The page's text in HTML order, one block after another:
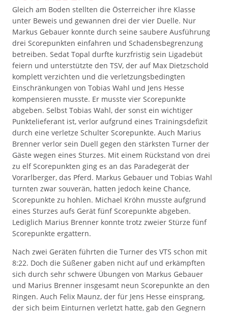
Gleich am Boden stellten die Österreicher ihre Klasse
unter Beweis und gewannen drei der vier Duelle. Nur
Markus Gebauer konnte durch seine saubere Ausführung
drei Scorepunkten einfahren und Schadensbegrenzung
betreiben. Sedat Topal durfte kurzfristig sein Ligadebüt
feiern und unterstützte den TSV, der auf Max Dietzschold
komplett verzichten und die verletzungsbedingten
Einschränkungen von Tobias Wahl und Jens Hesse
kompensieren musste. Er musste vier Scorepunkte
abgeben. Selbst Tobias Wahl, der sonst ein wichtiger
Punktelieferant ist, verlor aufgrund eines Trainingsdefizit
durch eine verletze Schulter Scorepunkte. Auch Marius
Brenner verlor sein Duell gegen den stärksten Turner der
Gäste wegen eines Sturzes. Mit einem Rückstand von drei
zu elf Scorepunkten ging es an das Paradegerät der
Vorarlberger, das Pferd. Markus Gebauer und Tobias Wahl
turnten zwar souverän, hatten jedoch keine Chance,
Scorepunkte zu hohlen. Michael Kröhn musste aufgrund
eines Sturzes aufs Gerät fünf Scorepunkte abgeben.
Lediglich Marius Brenner konnte trotz zweier Stürze fünf
Scorepunkte ergattern.
Nach zwei Geräten führten die Turner des VTS schon mit
8:22. Doch die Süßener gaben nicht auf und erkämpften
sich durch sehr schwere Übungen von Markus Gebauer
und Marius Brenner insgesamt neun Scorepunkte an den
Ringen. Auch Felix Maunz, der für Jens Hesse einsprang,
der sich beim Einturnen verletzt hatte, gab den Gegnern